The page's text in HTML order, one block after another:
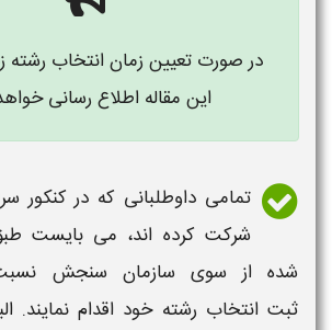
در صورت تعیین زمان انتخاب رشته زبان
این مقاله اطلاع رسانی
تمامی داوطلبانی که در کنکور
شرکت کرده اند، می بایست
شده از سوی سازمان سنجش
ثبتانتخاب رشته خود اقدام نمایند.